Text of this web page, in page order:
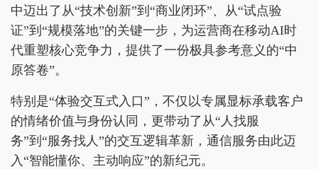
中迈出了从“技术创新”到“商业闭环”、从“试点验
证”到“规模落地”的关键一步，为运营商在移动AI时
代重塑核心竞争力，提供了一份极具参考意义的“中
原答卷”。
特别是“体验交互式入口”，不仅以专属显标承载客户
的情绪价值与身份认同，更带动了从“人找服
务”到“服务找人”的交互逻辑革新，通信服务由此迈
入“智能懂你、主动响应”的新纪元。